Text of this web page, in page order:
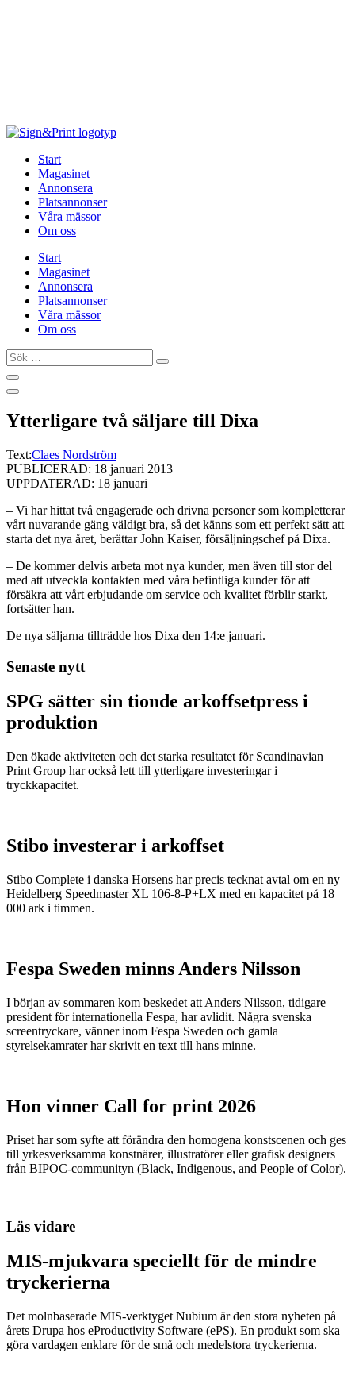
Start
Magasinet
Annonsera
Platsannonser
Våra mässor
Om oss
Start
Magasinet
Annonsera
Platsannonser
Våra mässor
Om oss
Sök
…
Ytterligare två säljare till Dixa
Text:Claes Nordström
PUBLICERAD: 18 januari 2013
UPPDATERAD: 18 januari
– Vi har hittat två engagerade och drivna personer som kompletterar
vårt nuvarande gäng väldigt bra, så det känns som ett perfekt sätt att
starta det nya året, berättar John Kaiser, försäljningschef på Dixa.
– De kommer delvis arbeta mot nya kunder, men även till stor del
med att utveckla kontakten med våra befintliga kunder för att
försäkra att vårt erbjudande om service och kvalitet förblir starkt,
fortsätter han.
De nya säljarna tillträdde hos Dixa den 14:e januari.
Senaste nytt
SPG sätter sin tionde arkoffsetpress i
produktion
Den ökade aktiviteten och det starka resultatet för Scandinavian
Print Group har också lett till ytterligare investeringar i
tryckkapacitet.
Stibo investerar i arkoffset
Stibo Complete i danska Horsens har precis tecknat avtal om en ny
Heidelberg Speedmaster XL 106-8-P+LX med en kapacitet på 18
000 ark i timmen.
Fespa Sweden minns Anders Nilsson
I början av sommaren kom beskedet att Anders Nilsson, tidigare
president för internationella Fespa, har avlidit. Några svenska
screentryckare, vänner inom Fespa Sweden och gamla
styrelsekamrater har skrivit en text till hans minne.
Hon vinner Call for print 2026
Priset har som syfte att förändra den homogena konstscenen och ges
till yrkesverksamma konstnärer, illustratörer eller grafisk designers
från BIPOC-communityn (Black, Indigenous, and People of Color).
Läs vidare
MIS-mjukvara speciellt för de mindre
tryckerierna
Det molnbaserade MIS-verktyget Nubium är den stora nyheten på
årets Drupa hos eProductivity Software (ePS). En produkt som ska
göra vardagen enklare för de små och medelstora tryckerierna.